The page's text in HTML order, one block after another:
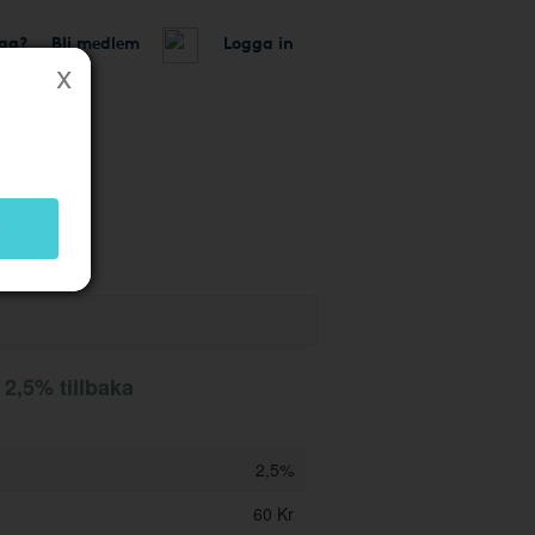
Bli medlem Logga in
tillbaka
2,5%
60 Kr